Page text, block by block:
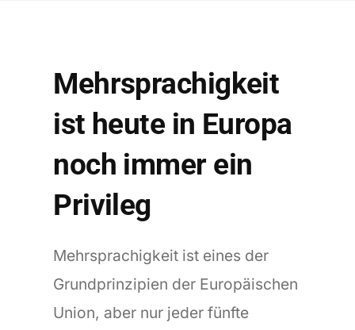
Mehrsprachigkeit
ist heute in Europa
noch immer ein
Privileg
Mehrsprachigkeit ist eines der
Grundprinzipien der Europäischen
Union, aber nur jeder fünfte